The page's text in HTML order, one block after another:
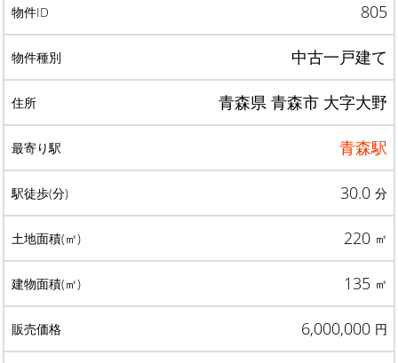
805
中古一戸建て
青森県 青森市 大字大野
青森駅
30.0 分
220 ㎡
135 ㎡
6,000,000 円